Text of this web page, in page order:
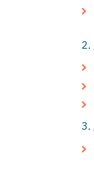
2.
3.